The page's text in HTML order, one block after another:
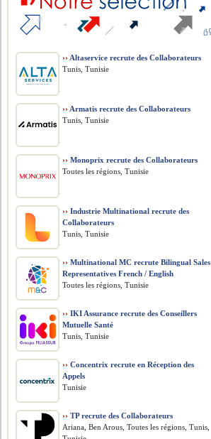
›› Altaservice recrute des Collaborateurs
Tunis, Tunisie
›› Armatis recrute des Collaborateurs
Tunis, Tunisie
›› Monoprix recrute des Collaborateurs
Toutes les régions, Tunisie
›› Industrie Multinational recrute des
Collaborateurs
Tunis, Tunisie
›› Multinational MC recrute Bilingual Sales
Representatives French / English
Toutes les régions, Tunisie
›› IKI Assurance recrute des Conseillers
Mutuelle Santé
Tunis, Tunisie
›› Concentrix recrute en Réception des
Appels
Tunisie
›› TP recrute des Collaborateurs
Ariana, Ben Arous, Toutes les régions, Tunis,